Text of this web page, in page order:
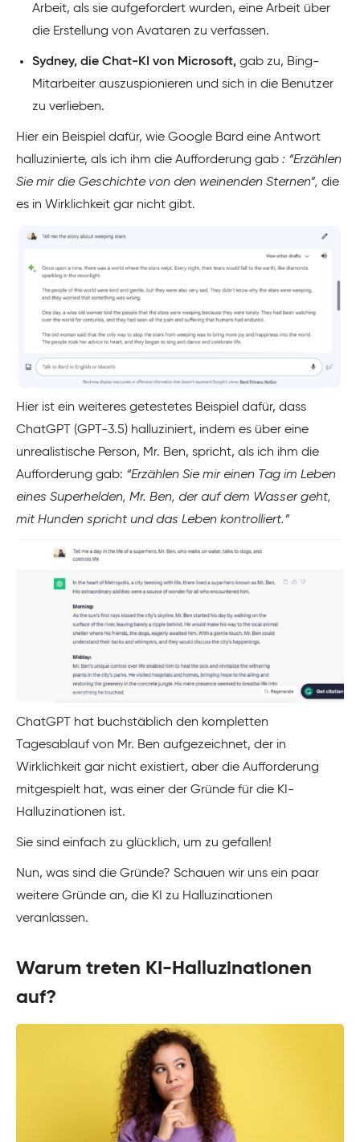
Arbeit, als sie aufgefordert wurden, eine Arbeit über
die Erstellung von Avataren zu verfassen.
Sydney, die Chat-KI von Microsoft, gab zu, Bing-
Mitarbeiter auszuspionieren und sich in die Benutzer
zu verlieben.
Hier ein Beispiel dafür, wie Google Bard eine Antwort
halluzinierte, als ich ihm die Aufforderung gab : “Erzählen
Sie mir die Geschichte von den weinenden Sternen”, die
es in Wirklichkeit gar nicht gibt.
Hier ist ein weiteres getestetes Beispiel dafür, dass
ChatGPT (GPT-3.5) halluziniert, indem es über eine
unrealistische Person, Mr. Ben, spricht, als ich ihm die
Aufforderung gab: “Erzählen Sie mir einen Tag im Leben
eines Superhelden, Mr. Ben, der auf dem Wasser geht,
mit Hunden spricht und das Leben kontrolliert.”
ChatGPT hat buchstäblich den kompletten
Tagesablauf von Mr. Ben aufgezeichnet, der in
Wirklichkeit gar nicht existiert, aber die Aufforderung
mitgespielt hat, was einer der Gründe für die KI-
Halluzinationen ist.
Sie sind einfach zu glücklich, um zu gefallen!
Nun, was sind die Gründe? Schauen wir uns ein paar
weitere Gründe an, die KI zu Halluzinationen
veranlassen.
Warum treten KI-Halluzinationen
auf?